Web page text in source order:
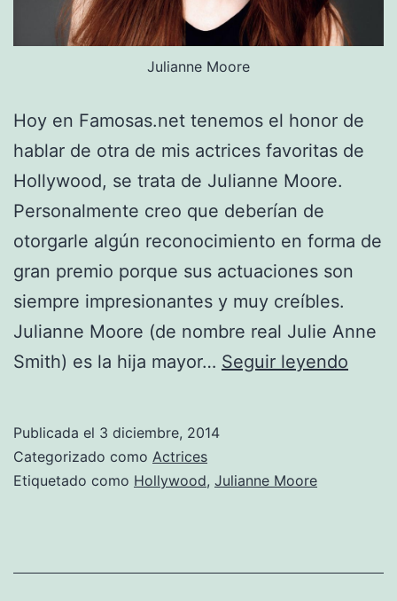
Julianne Moore
Hoy en Famosas.net tenemos el honor de
hablar de otra de mis actrices favoritas de
Hollywood, se trata de Julianne Moore.
Personalmente creo que deberían de
otorgarle algún reconocimiento en forma de
gran premio porque sus actuaciones son
siempre impresionantes y muy creíbles.
Julianne Moore (de nombre real Julie Anne
Smith) es la hija mayor… Seguir leyendo
Publicada el 3 diciembre, 2014
Categorizado como Actrices
Etiquetado como Hollywood, Julianne Moore